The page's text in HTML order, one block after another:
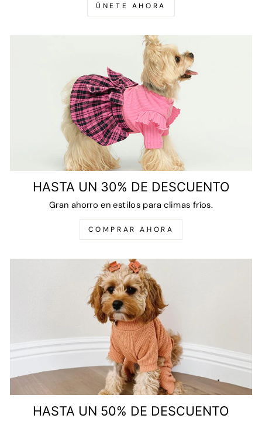
ÚNETE AHORA
HASTA UN 30% DE DESCUENTO
Gran ahorro en estilos para climas fríos.
COMPRAR AHORA
HASTA UN 50% DE DESCUENTO